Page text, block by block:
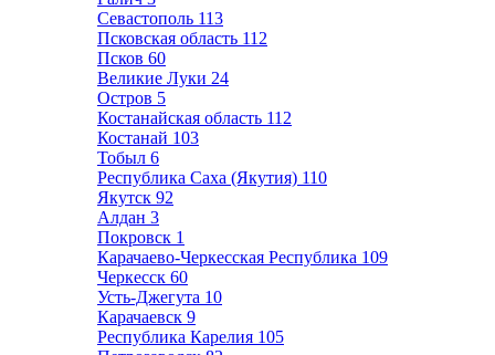
Севастополь 113
Псковская область 112
Псков 60
Великие Луки 24
Остров 5
Костанайская область 112
Костанай 103
Тобыл 6
Республика Саха (Якутия) 110
Якутск 92
Алдан 3
Покровск 1
Карачаево-Черкесская Республика 109
Черкесск 60
Усть-Джегута 10
Карачаевск 9
Республика Карелия 105